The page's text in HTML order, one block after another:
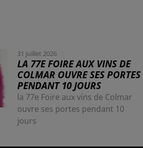
31 juillet 2026
LA 77E FOIRE AUX VINS DE
COLMAR OUVRE SES PORTES
PENDANT 10 JOURS
la 77e Foire aux vins de Colmar
ouvre ses portes pendant 10
jours